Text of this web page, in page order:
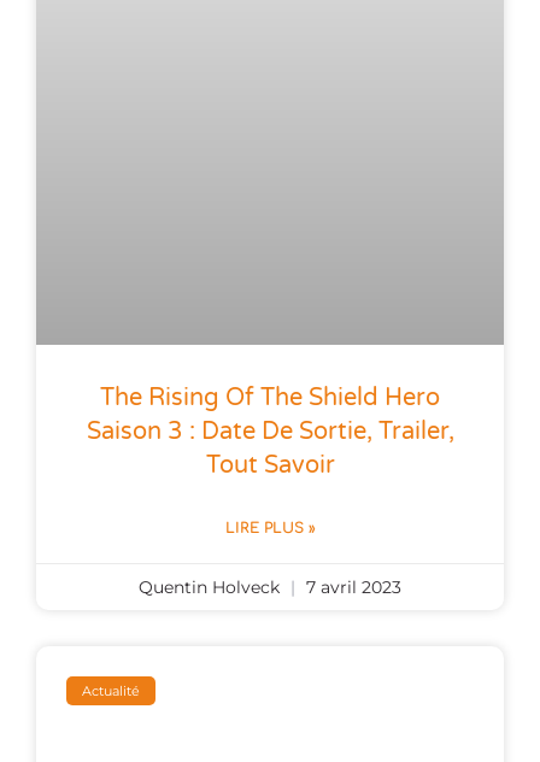
The Rising Of The Shield Hero
Saison 3 : Date De Sortie, Trailer,
Tout Savoir
LIRE PLUS »
Quentin Holveck 7 avril 2023
Actualité